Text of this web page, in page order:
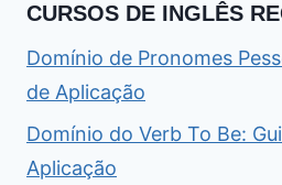
CURSOS DE INGLÊS
Domínio de Pronomes
de Aplicação
Domínio do Verb To Be:
Aplicação